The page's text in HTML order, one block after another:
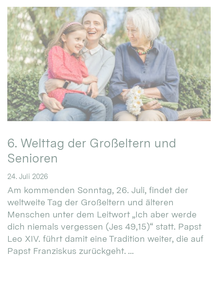
6. Welttag der Großeltern und
Senioren
24. Juli 2026
Am kommenden Sonntag, 26. Juli, findet der
weltweite Tag der Großeltern und älteren
Menschen unter dem Leitwort „Ich aber werde
dich niemals vergessen (Jes 49,15)“ statt. Papst
Leo XIV. führt damit eine Tradition weiter, die auf
Papst Franziskus zurückgeht. ...